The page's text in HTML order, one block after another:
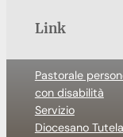
Link
Pastorale
con disabilità
Servizio
Diocesano Tutela